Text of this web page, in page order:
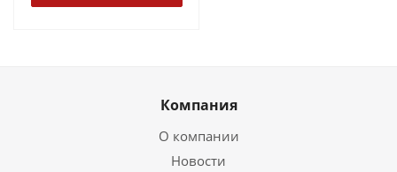
Компания
О компании
Новости